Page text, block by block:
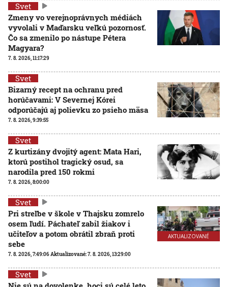
Svet
Zmeny vo verejnoprávnych médiách
vyvolali v Maďarsku veľkú pozornosť.
Čo sa zmenilo po nástupe Pétera
Magyara?
7. 8. 2026, 11:17:29
Svet
Bizarný recept na ochranu pred
horúčavami: V Severnej Kórei
odporúčajú aj polievku zo psieho mäsa
7. 8. 2026, 9:39:55
Svet
Z kurtizány dvojitý agent: Mata Hari,
ktorú postihol tragický osud, sa
narodila pred 150 rokmi
7. 8. 2026, 8:00:00
AKTUALIZOVANÉ
Svet
Pri streľbe v škole v Thajsku zomrelo
osem ľudí. Páchateľ zabil žiakov i
učiteľov a potom obrátil zbraň proti
sebe
7. 8. 2026, 7:49:06Aktualizované:7. 8. 2026, 13:29:00
Svet